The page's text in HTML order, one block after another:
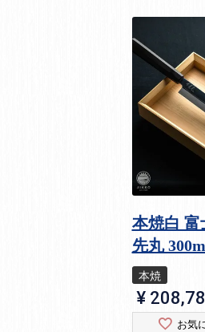
本焼白 富
先丸
本焼
¥
お気